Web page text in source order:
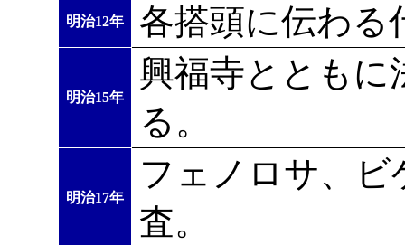
明治12年 各搭頭に伝わる
明治15年
興福寺とともに
る。
明治17年
フェノロサ、ビ
査。